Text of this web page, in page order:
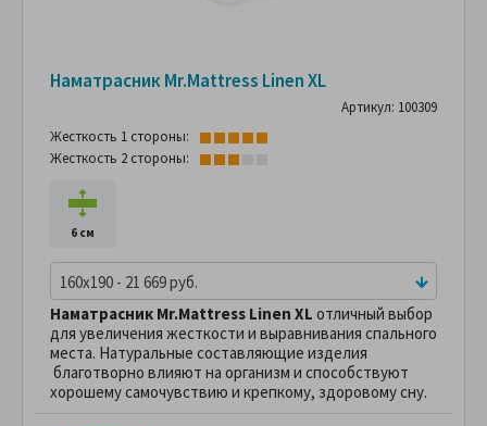
Наматрасник Mr.Mattress Linen XL
Артикул: 100309
Жесткость 1 стороны:
Жесткость 2 стороны:
6 см
160x190 - 21 669 руб.
Наматрасник Mr.Mattress Linen XL отличный выбор
для увеличения жесткости и выравнивания спального
места. Натуральные составляющие изделия
благотворно влияют на организм и способствуют
хорошему самочувствию и крепкому, здоровому сну.